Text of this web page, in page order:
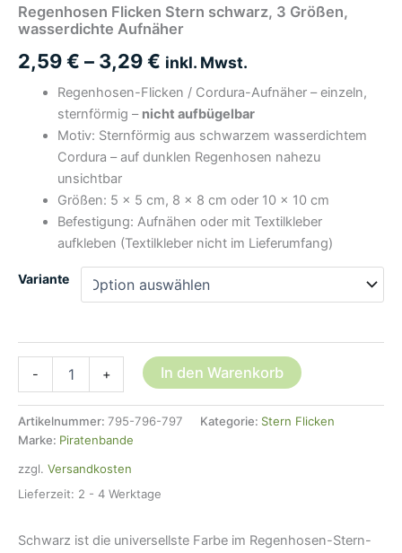
Regenhosen Flicken Stern schwarz, 3 Größen,
wasserdichte Aufnäher
2,59€ – 3,29€ inkl. Mwst.
Regenhosen-Flicken / Cordura-Aufnäher – einzeln,
sternförmig – nicht aufbügelbar
Motiv: Sternförmig aus schwarzem wasserdichtem
Cordura – auf dunklen Regenhosen nahezu
unsichtbar
Größen: 5 × 5 cm, 8 × 8 cm oder 10 × 10 cm
Befestigung: Aufnähen oder mit Textilkleber
aufkleben (Textilkleber nicht im Lieferumfang)
Variante
-
schwarz,
3
wasserdichte
Aufnäher
+ In den Warenkorb
Artikelnummer: 795-796-797 Kategorie: Stern Flicken
Marke: Piratenbande
zzgl. Versandkosten
Lieferzeit: 2 - 4 Werktage
Schwarz ist die universellste Farbe im Regenhosen-Stern-